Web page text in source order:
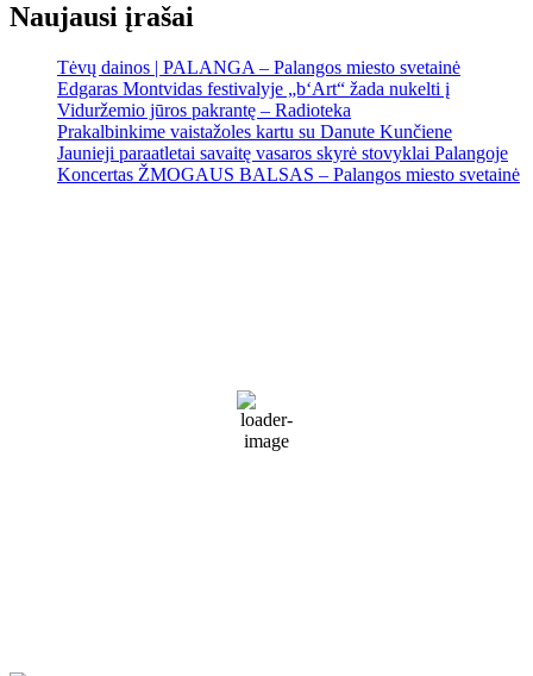
Naujausi įrašai
Tėvų dainos | PALANGA – Palangos miesto svetainė
Edgaras Montvidas festivalyje „b‘Art“ žada nukelti į
Viduržemio jūros pakrantę – Radioteka
Prakalbinkime vaistažoles kartu su Danute Kunčiene
Jaunieji paraatletai savaitę vasaros skyrė stovyklai Palangoje
Koncertas ŽMOGAUS BALSAS – Palangos miesto svetainė
67 %
1017 mb